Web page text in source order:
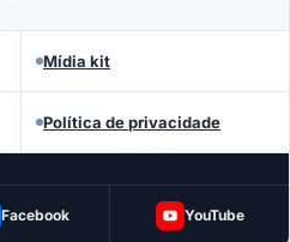
Mídia kit
Política de privacidade
Facebook YouTube